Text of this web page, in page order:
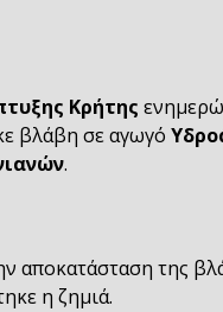
Κρήτης
βλάβη σε αγωγό
.
αποκατάσταση της
η ζημιά.